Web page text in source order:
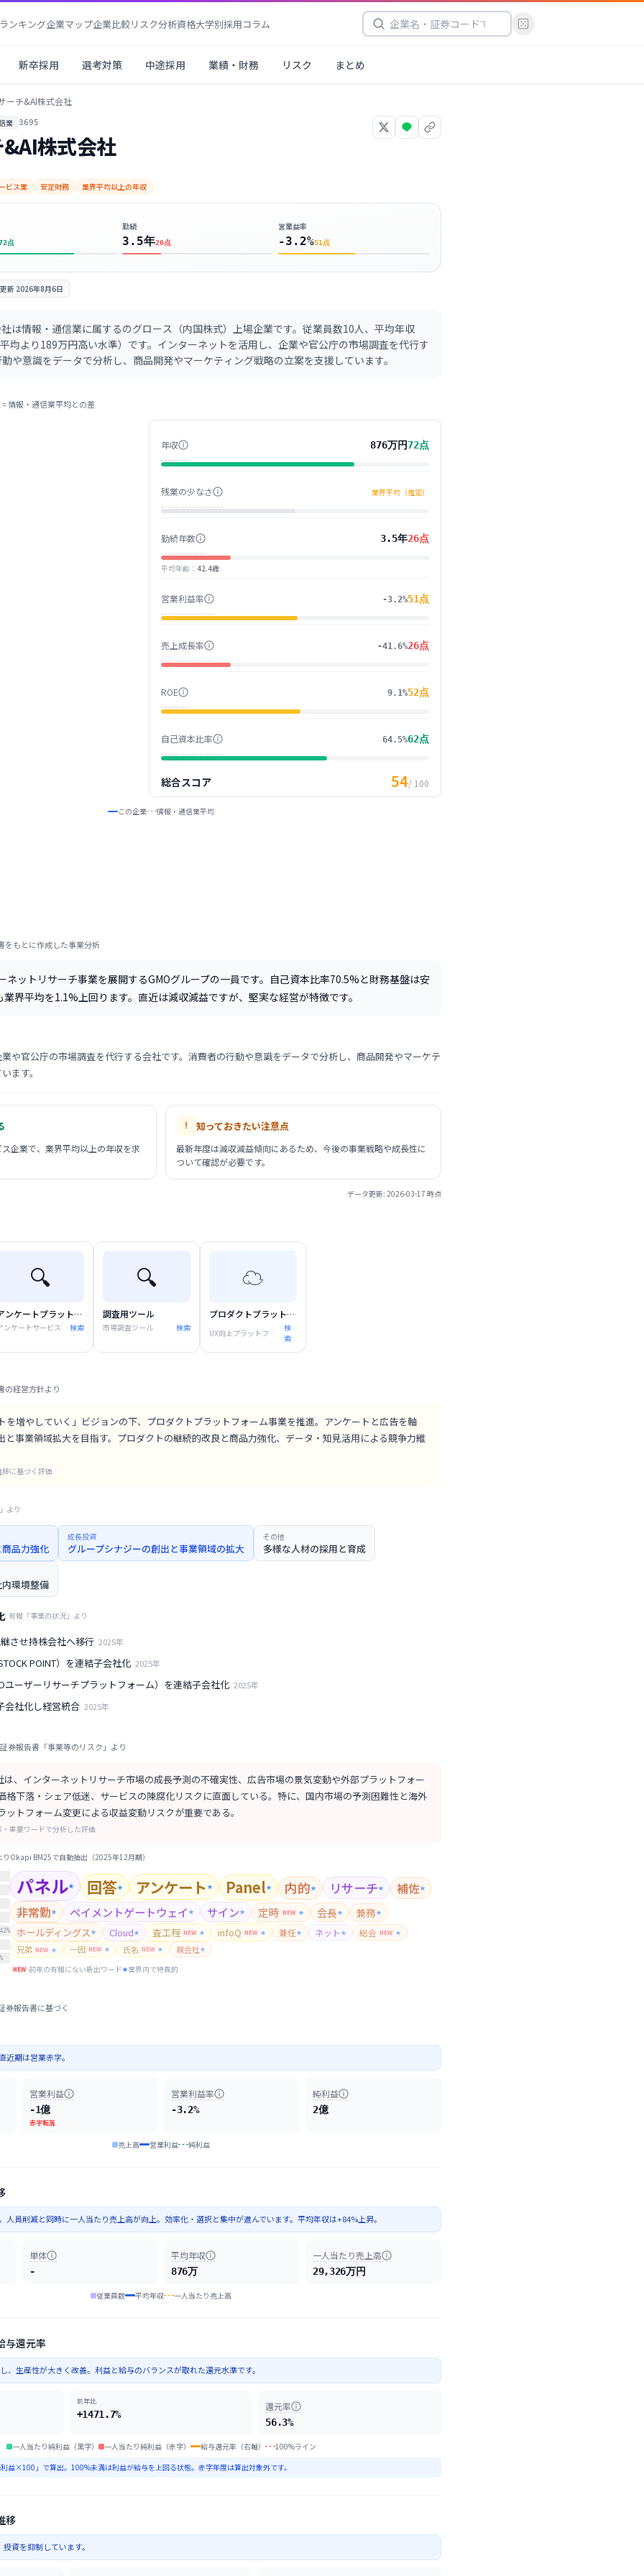
ランキング企業マップ企業比較リスク分析資格大学別採用コラム
新卒採用 選考対策 中途採用 業績・財務 リスク まとめ
ーチ&AI株式会社
業 3695
株式会社
ビス業 安定財務 業界平均以上の年収
点
勤続
3.5年26点
営業益率
-3.2%51 点
更新 2026年8月6日
は情報・通信業に属するのグロース（内国株式）上場企業です。従業員数10人、平均年収
均より189万円高い水準）です。インターネットを活用し、企業や官公庁の市場調査を代行す
や意識をデータで分析し、商品開発やマーケティング戦略の立案を支援しています。
=情報・通信業平均との差
年収 876万円72点
残業の少なさ 業界平均（推定）
勤続年数 3.5年26点
平均年齢 ： 42.4歳
営業利益率 -3.2%51 点
売上成長率 -41.6%26点
ROE 9.1%52点
自己資本比率 64.5%62点
総合スコア 54/ 100
この企業 情報・通信業平均
をもとに作成した事業分析
ネットリサーチ事業を展開するGMOグループの一員です。自己資本比率70.5%と財務基盤は安
界平均を1.1%上回ります。直近は減収減益ですが、堅実な経営が特徴です。
や官公庁の市場調査を代行する会社です。消費者の行動や意識をデータで分析し、商品開発やマーケテ
ます。
企業で、業界平均以上の年収を求
知っておきたい注意点
最新年度は減収減益傾向にあるため、今後の事業戦略や成長性に
ついて確認が必要です。
データ更新: 2026-03-17 時点
🔍
アンケートプラットフォーム
ンケートサービス 検索
🔍
調査用ツール
市場調査ツール 検索
☁️
プロダクトプラットフォーム
UX向上プラットフォーム
検
索
の経営方針より
を増やしていく」ビジョンの下、プロダクトプラットフォーム事業を推進。アンケートと広告を軸
と事業領域拡大を目指す。プロダクトの継続的改良と商品力強化、データ・知見活用による競争力維
に基づく評価
より
品力強化
成長投資
グループシナジーの創出と事業領域の拡大
その他
多様な人材の採用と育成
環境整備
有報「事業の状況」より
させ持株会社へ移行 2025年
POINT）を連結子会社化 2025年
ユーザーリサーチプラットフォーム）を連結子会社化 2025年
会社化し経営統合 2025年
券報告書「事業等のリスク」より
は、インターネットリサーチ市場の成長予測の不確実性、広告市場の景気変動や外部プラットフォー
格下落・シェア低迷、サービスの陳腐化リスクに直面している。特に、国内市場の予測困難性と海外
トフォーム変更による収益変動リスクが重要である。
重要ワードで分析した評価
りOkapi BM25で自動抽出（2025年12月期）
42%
%
パネル★ 回答★ アンケート★ Panel★ 内的★ リサーチ★ 補佐★
非常勤★ ペイメントゲートウェイ★ サイン★ 定時 NEW ★ 会長★ 兼務★
ホールディングス★ Cloud★ 査工程 NEW ★ infoQ NEW ★ 兼任★ ネット★ 総会 NEW ★
兄弟 NEW ★ 一因 NEW ★ 氏名 NEW ★ 親会社★
NEW 前年の有報にない新出ワード★業界内で特異的
券報告書に基づく
近期は営業赤字。
営業利益
-1億
赤字転落
営業利益率
-3.2%
純利益
2億
売上高 営業利益 純利益
人員削減と同時に一人当たり売上高が向上。効率化・選択と集中が進んでいます。平均年収は+84%上昇。
単体
-
平均年収
876万
一人当たり売上高
29,326万円
従業員数 平均年収 一人当たり売上高
与還元率
、生産性が大きく改善。利益と給与のバランスが取れた還元水準です。
前年比
+1471.7%
還元率
56.3%
一人当たり純利益（黒字） 一人当たり純利益（赤字） 給与還元率（右軸）
100%ライン
益×100」で算出。100%未満は利益が給与を上回る状態。赤字年度は算出対象外です。
移
資を抑制しています。